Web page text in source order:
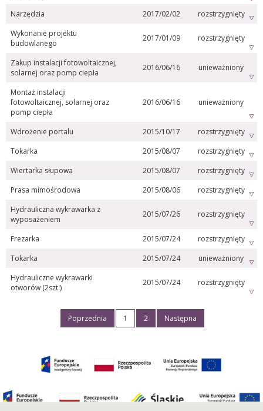
Narzędzia 2017/02/02
rozstrzygnięty
Wykonanie projektu
budowlanego
2017/01/09 rozstrzygnięty
Zakup instalacji fotowoltaicznej,
solarnej oraz pomp ciepła
2016/06/16 unieważniony
Montaż instalacji
fotowoltaicznej, solarnej oraz
pomp ciepła
2016/06/16 unieważniony
Wdrożenie portalu 2015/10/17
rozstrzygnięty
Tokarka
2015/08/07
rozstrzygnięty
Wiertarka słupowa
2015/08/07
rozstrzygnięty
Prasa mimośrodowa
2015/08/06
rozstrzygnięty
Hydrauliczna wykrawarka z
wyposażeniem
2015/07/26 rozstrzygnięty
Frezarka 2015/07/24
rozstrzygnięty
Tokarka
2015/07/24
unieważniony
Hydrauliczne wykrawarki
otworów (2szt.)
2015/07/24 rozstrzygnięty
Poprzednia 1 2 Następna